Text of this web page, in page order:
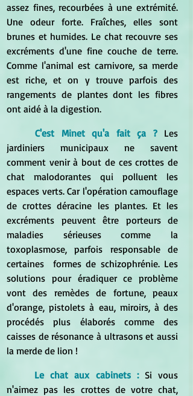
assez fines, recourbées à une extrémité.
Une odeur forte. Fraîches, elles sont
brunes et humides. Le chat recouvre ses
excréments d'une fine couche de terre.
Comme l'animal est carnivore, sa merde
est riche, et on y trouve parfois des
rangements de plantes dont les fibres
ont aidé à la digestion.
C'est Minet qu'a fait ça ?
Les
jardiniers municipaux ne savent
comment venir à bout de ces crottes de
chat malodorantes qui polluent les
espaces verts. Car l'opération camouflage
de crottes déracine les plantes. Et les
excréments peuvent être porteurs de
maladies sérieuses comme la
toxoplasmose, parfois responsable de
certaines  formes de schizophrénie. Les
solutions pour éradiquer ce problème
vont des remèdes de fortune, peaux
d'orange, pistolets à eau, miroirs, à des
procédés plus élaborés comme des
caisses de résonance à ultrasons et aussi
la merde de lion !
Le chat aux cabinets : Si vous
n'aimez pas les crottes de votre chat,